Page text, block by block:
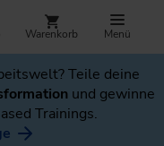
Warenkorb Menü
Teile deine
und gewinne
Trainings.